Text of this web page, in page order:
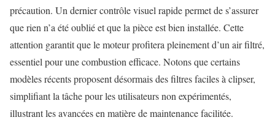
précaution. Un dernier contrôle visuel rapide permet de s’assurer
que rien n’a été oublié et que la pièce est bien installée. Cette
attention garantit que le moteur profitera pleinement d’un air filtré,
essentiel pour une combustion efficace. Notons que certains
modèles récents proposent désormais des filtres faciles à clipser,
simplifiant la tâche pour les utilisateurs non expérimentés,
illustrant les avancées en matière de maintenance facilitée.